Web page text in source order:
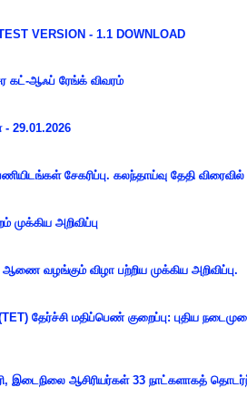
VERSION - 1.1 DOWNLOAD
கட்-ஆஃப் ரேங்க் விவரம்
29.01.2026
சேகரிப்பு. கலந்தாய்வு தேதி விரைவில்
அறிவிப்பு
வழங்கும் விழா பற்றிய முக்கிய அறிவிப்பு.
தேர்ச்சி மதிப்பெண் குறைப்பு: புதிய
ஆசிரியர்கள் 33 நாட்களாகத்